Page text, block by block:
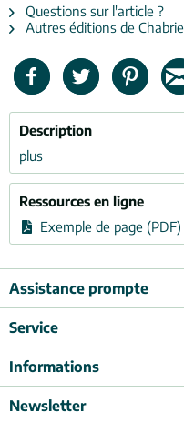
Questions sur l'article ?
Autres éditions de
Description
plus
Ressources en ligne
Exemple de page (PDF)
Assistance prompte
Service
Informations
Newsletter